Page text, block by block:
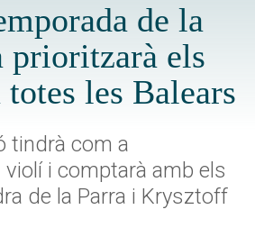
de la
prioritzarà els
totes les Balears
tindrà com a
i comptarà amb els
de la Parra i Krysztoff